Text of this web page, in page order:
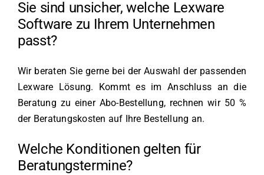
Sie sind unsicher, welche Lexware
Software zu Ihrem Unternehmen
passt?
Wir beraten Sie gerne bei der Auswahl der passenden
Lexware Lösung. Kommt es im Anschluss an die
Beratung zu einer Abo-Bestellung, rechnen wir 50 %
der Beratungskosten auf Ihre Bestellung an.
Welche Konditionen gelten für
Beratungstermine?